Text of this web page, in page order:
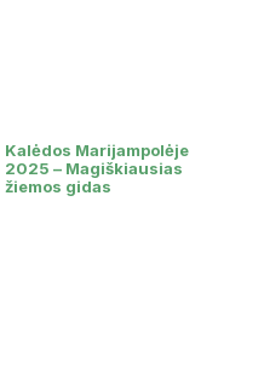
Kalėdos Marijampolėje
2025 – Magiškiausias
žiemos gidas